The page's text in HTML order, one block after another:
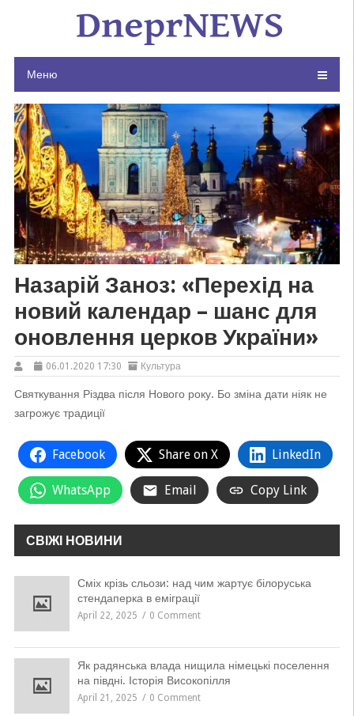
Меню
Назарій Заноз: «Перехід на
новий календар – шанс для
оновлення церков України»
06.01.2020 17:30 Культура
Святкування Різдва після Нового року. Бо зміна дати ніяк не
загрожує традиції
Facebook Share on X LinkedIn
WhatsApp Email Copy Link
СВІЖІ НОВИНИ
Сміх крізь сльози: над чим жартує білоруська
стендаперка в еміграції
April 22, 2025 0 Comment
Як радянська влада нищила німецькі поселення
на півдні. Історія Високопілля
April 21, 2025 0 Comment